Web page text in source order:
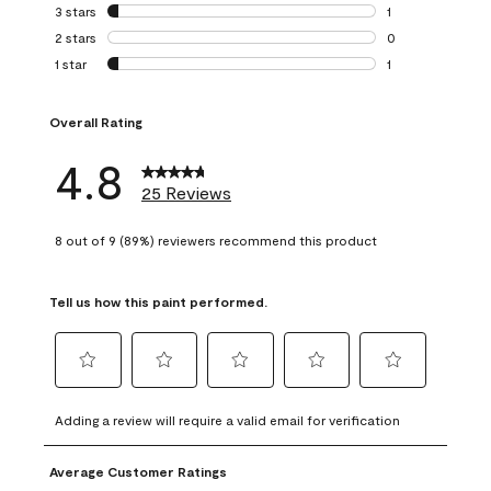
0 reviews with 4
3 stars stars
1
1 review with 3
2 stars stars
0
0 reviews with 2
1 star stars
1
Overall Rating
4.8 25 Reviews
8 out of 9 (89%) reviewers recommend this product
Tell us how this paint performed.
to
rate
the
item
to
rate
the
to
rate
the
item
to
rate
to
rate
Adding a review will require a valid email for verification
Average Customer Ratings